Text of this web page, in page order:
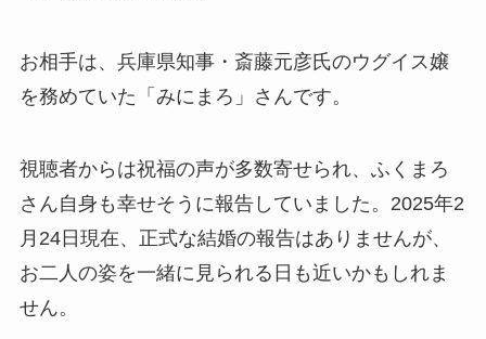
お相手は、兵庫県知事・斎藤元彦氏のウグイス嬢
を務めていた「みにまろ」さんです。
視聴者からは祝福の声が多数寄せられ、ふくまろ
さん自身も幸せそうに報告していました。2025年2
月24日現在、正式な結婚の報告はありませんが、
お二人の姿を一緒に見られる日も近いかもしれま
せん。